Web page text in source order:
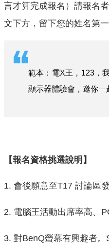
言才算完成報名）請報名
文下方，留下您的姓名第
範本：電X王，123，
顯示器體驗會，邀你ㄧ
【報名資格挑選說明】
1. 會後願意至T17 討論
2. 電腦王活動出席率高
3. 對BenQ螢幕有興趣者